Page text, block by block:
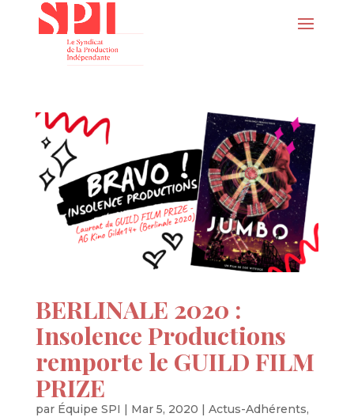
BERLINALE 2020 :
Insolence Productions
remporte le GUILD FILM
PRIZE
par Équipe SPI | Mar 5, 2020 | Actus-Adhérents,